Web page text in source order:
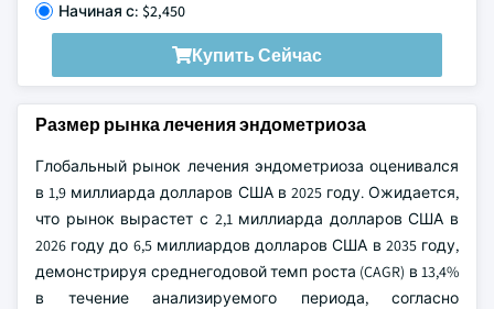
Начиная с: $2,450
Купить Сейчас
Размер рынка лечения эндометриоза
Глобальный рынок лечения эндометриоза оценивался
в 1,9 миллиарда долларов США в 2025 году. Ожидается,
что рынок вырастет с 2,1 миллиарда долларов США в
2026 году до 6,5 миллиардов долларов США в 2035 году,
демонстрируя среднегодовой темп роста (CAGR) в 13,4%
в течение анализируемого периода, согласно